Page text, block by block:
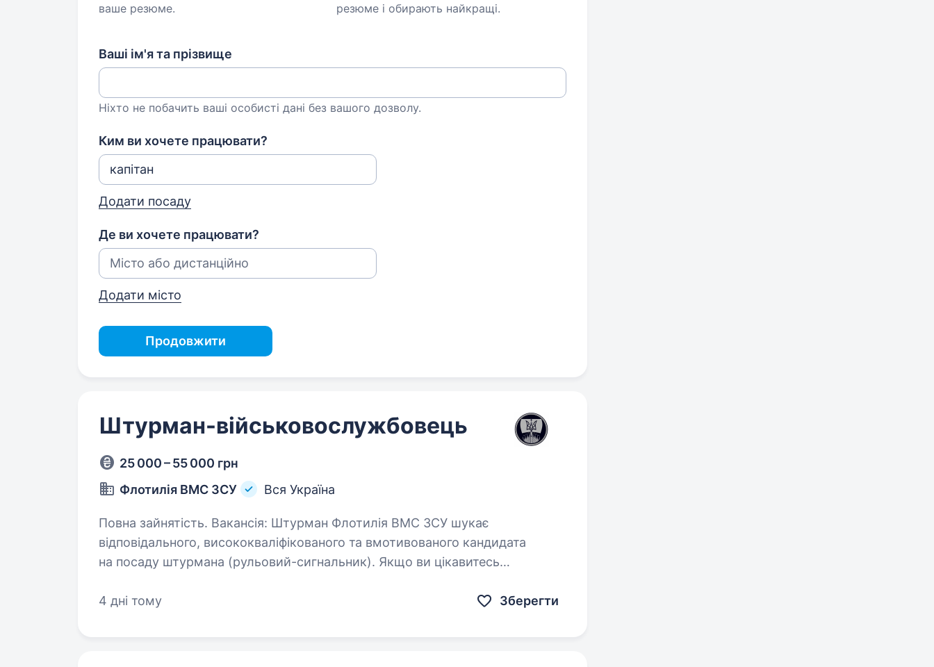
ваше резюме.
резюме і обирають найкращі.
Ваші ім'я та прізвище
Ніхто не побачить ваші особисті дані без вашого дозволу.
Ким ви хочете працювати?
Додати посаду
Де ви хочете працювати?
Додати місто
Продовжити
Штурман-військовослужбовець
25 000 – 55 000 грн
Флотилія ВМС ЗСУ
Вся Україна
Повна зайнятість. Вакансія: Штурман Флотилія ВМС ЗСУ шукає
відповідального, висококваліфікованого та вмотивованого кандидата
на посаду штурмана (рульовий-сигнальник). Якщо ви цікавитесь
4 дні тому
Зберегти